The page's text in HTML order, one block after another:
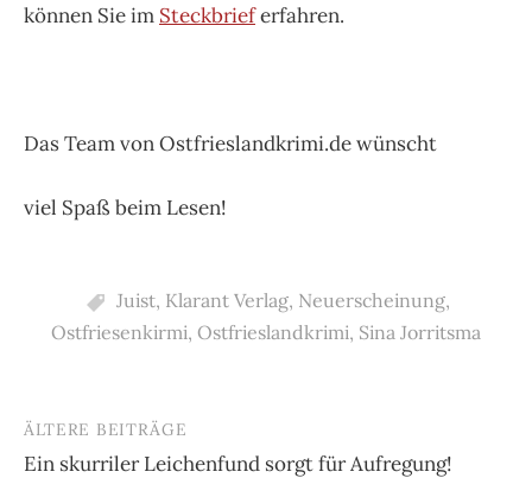
können Sie im Steckbrieferfahren.
Das Team von Ostfrieslandkrimi.de wünscht
viel Spaß beim Lesen!
Juist, Klarant Verlag, Neuerscheinung,
Ostfriesenkirmi, Ostfrieslandkrimi, Sina Jorritsma
Beitragsnavigation
ÄLTERE BEITRÄGE
Ein skurriler Leichenfund sorgt für Aufregung!